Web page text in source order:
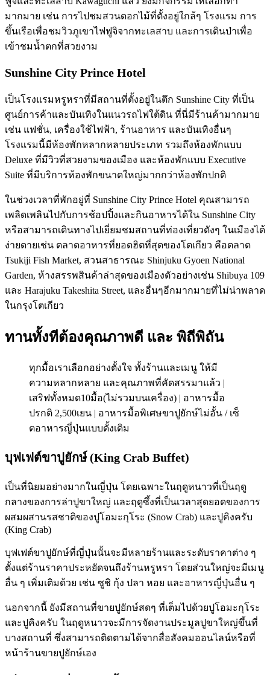
มากมาย เช่น การไปชมสวนดอกไม้ที่ตั้งอยู่ใกล้ๆ โรงแรม การ
ขึ้นเรือเพื่อชมวิวภูเขาไฟฟูจิจากทะเลสาบ และการเดินป่าเพื่อ
เข้าชมน้ำตกที่สวยงาม
Sunshine City Prince Hotel
เป็นโรงแรมหรูหราที่มีสถานที่ตั้งอยู่ในตึก Sunshine City ที่เป็น
ศูนย์การค้าและบันเทิงในแนวรถไฟใต้ดิน ที่นี่มีร้านค้ามากมาย
เช่น แฟชั่น, เครื่องใช้ไฟฟ้า, ร้านอาหาร และบันเทิงอื่นๆ
โรงแรมนี้มีห้องพักหลากหลายประเภท รวมถึงห้องพักแบบ
Deluxe ที่มีวิวที่สวยงามของเมือง และห้องพักแบบ Executive
Suite ที่มีบริการห้องพักขนาดใหญ่มากกว่าห้องพักปกติ
ในช่วงเวลาที่พักอยู่ที่ Sunshine City Prince Hotel คุณสามารถ
เพลิดเพลินไปกับการช้อปปิ้งและกินอาหารได้ใน Sunshine City
หรือสามารถเดินทางไปเยี่ยมชมสถานที่ท่องเที่ยวดังๆ ในเมืองได้
ง่ายดายเช่น ตลาดอาหารที่ยอดฮิตที่สุดของโตเกียว คือตลาด
Tsukiji Fish Market, สวนสาธารณะ Shinjuku Gyoen National
Garden, ห้างสรรพสินค้าล่าสุดของเมืองตัวอย่างเช่น Shibuya 109
และ Harajuku Takeshita Street, และอื่นๆอีกมากมายที่ไม่น่าพลาด
ในกรุงโตเกียว
ทานทั้งทีต้องคุณภาพดี และ พิถีพิถัน
ทุกมื้อเราเลือกอย่างตั้งใจ ทั้งร้านและเมนู ให้มี
ความหลากหลาย และคุณภาพที่คัดสรรมาแล้ว |
เสริฟทั้งหมด10มื้อ(ไม่รวมบนเครื่อง) | อาหารมื้อ
ปรกติ 2,500เยน | อาหารมื้อพิเศษขาปูยักษ์ไม่อั้น / เซ็
ตอาหารญี่ปุ่นแบบดั้งเดิม
บุฟเฟต์ขาปูยักษ์ (King Crab Buffet)
เป็นที่นิยมอย่างมากในญี่ปุ่น โดยเฉพาะในฤดูหนาวที่เป็นฤดู
กลางของการล่าปูขาใหญ่ และฤดูซึ้งที่เป็นเวลาสุดยอดของการ
ผสมผสานรสชาติของปูโอมะกุโระ (Snow Crab) และปูคิงครับ
(King Crab)
บุฟเฟต์ขาปูยักษ์ที่ญี่ปุ่นนั้นจะมีหลายร้านและระดับราคาต่าง ๆ
ตั้งแต่ร้านราคาประหยัดจนถึงร้านหรูหรา โดยส่วนใหญ่จะมีเมนู
อื่น ๆ เพิ่มเติมด้วย เช่น ซูชิ กุ้ง ปลา หอย และอาหารญี่ปุ่นอื่น ๆ
นอกจากนี้ ยังมีสถานที่ขายปูยักษ์สดๆ ที่เต็มไปด้วยปูโอมะกุโระ
และปูคิงครับ ในฤดูหนาวจะมีการจัดงานประมูลปูขาใหญ่ขึ้นที่
บางสถานที่ ซึ่งสามารถติดตามได้จากสื่อสังคมออนไลน์หรือที่
หน้าร้านขายปูยักษ์เอง